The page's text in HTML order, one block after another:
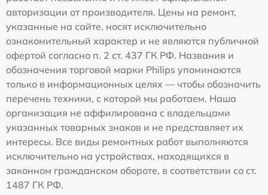
авторизации от производителя. Цены на ремонт,
указанные на сайте, носят исключительно
ознакомительный характер и не являются публичной
офертой согласно п. 2 ст. 437 ГК РФ. Названия и
обозначения торговой марки Philips упоминаются
только в информационных целях — чтобы обозначить
перечень техники, с которой мы работаем. Наша
организация не аффилирована с владельцами
указанных товарных знаков и не представляет их
интересы. Все виды ремонтных работ выполняются
исключительно на устройствах, находящихся в
законном гражданском обороте, в соответствии со ст.
1487 ГК РФ.